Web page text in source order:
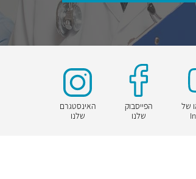
של
הפייסבוק
שלנו
האינסטגרם
שלנו